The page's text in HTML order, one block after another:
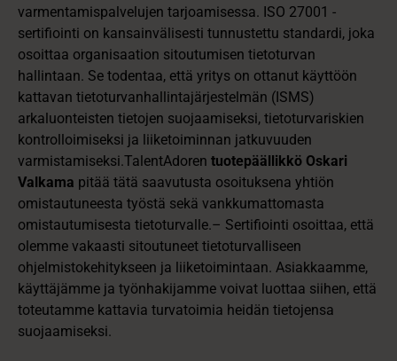
varmentamispalvelujen tarjoamisessa. ISO 27001 -
sertifiointi on kansainvälisesti tunnustettu standardi, joka
osoittaa organisaation sitoutumisen tietoturvan
hallintaan. Se todentaa, että yritys on ottanut käyttöön
kattavan tietoturvanhallintajärjestelmän (ISMS)
arkaluonteisten tietojen suojaamiseksi, tietoturvariskien
kontrolloimiseksi ja liiketoiminnan jatkuvuuden
varmistamiseksi.TalentAdoren tuotepäällikkö Oskari
Valkama pitää tätä saavutusta osoituksena yhtiön
omistautuneesta työstä sekä vankkumattomasta
omistautumisesta tietoturvalle.– Sertifiointi osoittaa, että
olemme vakaasti sitoutuneet tietoturvalliseen
ohjelmistokehitykseen ja liiketoimintaan. Asiakkaamme,
käyttäjämme ja työnhakijamme voivat luottaa siihen, että
toteutamme kattavia turvatoimia heidän tietojensa
suojaamiseksi.